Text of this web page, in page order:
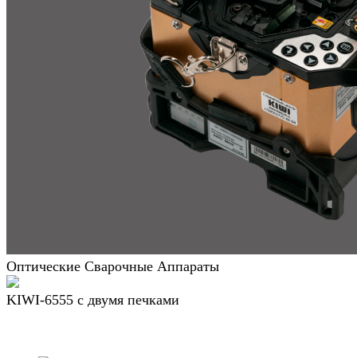
Оптические Сварочные Аппараты
KIWI-6555 c двумя печками